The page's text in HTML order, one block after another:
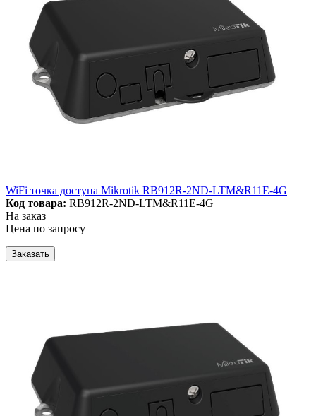
WiFi точка доступа Mikrotik RB912R-2ND-LTM&R11E-4G
Код товара: RB912R-2ND-LTM&R11E-4G
На заказ
Цена по запросу
Заказать